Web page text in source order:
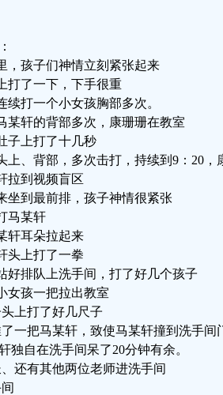
，孩子们神情立刻紧张起来
打了一下，下手很重
续打一个小女孩胸部多次。
某轩的背部多次，康珊珊在教室
子上打了十几秒
上、背部，多次击打，持续到9：20，
拉到视频盲区
坐到最前排，孩子神情很紧张
马某轩
轩耳朵拉起来
头上打了一拳
好排队上洗手间，打了好几个孩子
女孩一把拉出教室
上打了好几尺子
一把马某轩，致使马某轩撞到洗手
独自在洗手间呆了20分钟有余。
还有其他两位老师进洗手间